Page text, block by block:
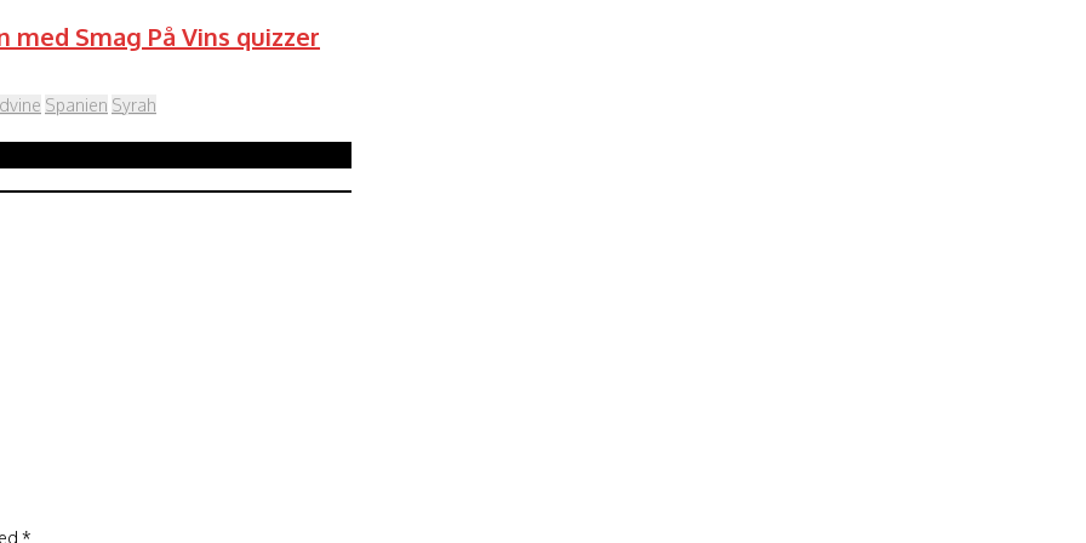
med Smag På Vins quizzer
Spanien Syrah
*